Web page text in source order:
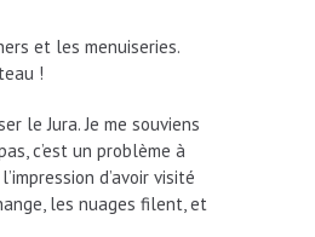
et les menuiseries.
!
le Jura. Je me souviens
c’est un problème à
d’avoir visité
les nuages filent, et